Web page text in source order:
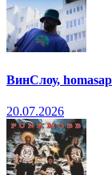
ВинСлоу,
20.07.2026